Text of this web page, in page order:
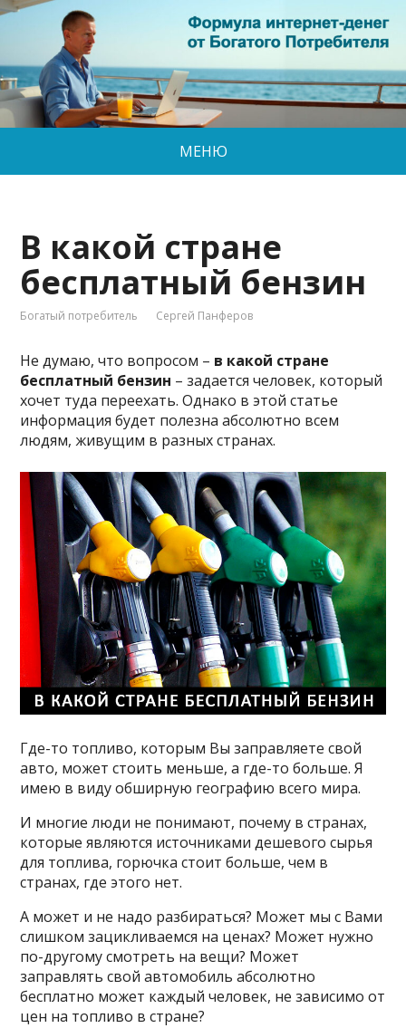
МЕНЮ
В какой стране
бесплатный бензин
Богатый потребитель Сергей Панферов
Не думаю, что вопросом – в какой стране
бесплатный бензин – задается человек, который
хочет туда переехать. Однако в этой статье
информация будет полезна абсолютно всем
людям, живущим в разных странах.
Где-то топливо, которым Вы заправляете свой
авто, может стоить меньше, а где-то больше. Я
имею в виду обширную географию всего мира.
И многие люди не понимают, почему в странах,
которые являются источниками дешевого сырья
для топлива, горючка стоит больше, чем в
странах, где этого нет.
А может и не надо разбираться? Может мы с Вами
слишком зацикливаемся на ценах? Может нужно
по-другому смотреть на вещи? Может
заправлять свой автомобиль абсолютно
бесплатно может каждый человек, не зависимо от
цен на топливо в стране?